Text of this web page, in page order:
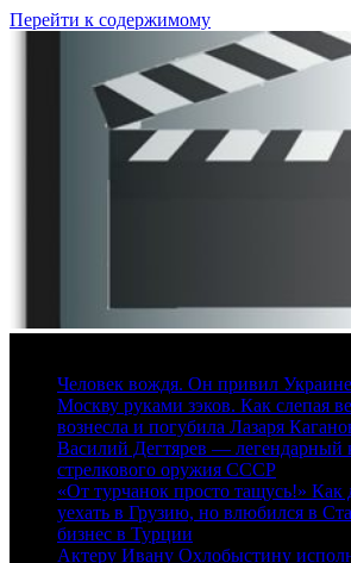
Перейти к содержимому
Человек вождя. Он привил
Москву руками зэков. Как слепая
вознесла и погубила Лазаря
Василий Дегтярев — легендарный
стрелкового оружия СССР
«От турчанок просто тащусь!» Как
уехать в Грузию, но влюбился в
бизнес в Турции
Актеру Ивану Охлобыстину